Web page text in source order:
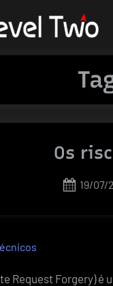
Os
Posted
19/07/
Request Forgery)